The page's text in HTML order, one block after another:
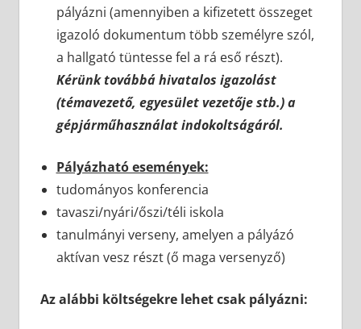
pályázni (amennyiben a kifizetett összeget
igazoló dokumentum több személyre szól,
a hallgató tüntesse fel a rá eső részt).
Kérünk továbbá hivatalos igazolást
(témavezető, egyesület vezetője stb.) a
gépjárműhasználat indokoltságáról.
Pályázható események:
tudományos konferencia
tavaszi/nyári/őszi/téli iskola
tanulmányi verseny, amelyen a pályázó
aktívan vesz részt (ő maga versenyző)
Az alábbi költségekre lehet csak pályázni: